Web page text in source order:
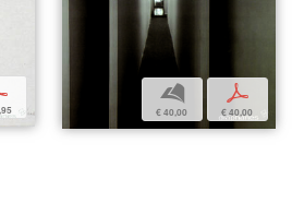
b
€ 40,00
p
€ 40,00